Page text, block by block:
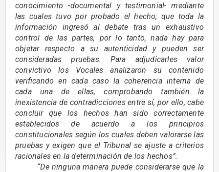
conocimiento -documental y testimonial- mediante
las cuales tuvo por probado el hecho; que toda la
información ingresó al debate tras un exhaustivo
control de las partes, por lo tanto, nada hay para
objetar respecto a su autenticidad y pueden ser
consideradas pruebas. Para adjudicarles valor
convictivo los Vocales analizaron su contenido
verificando en cada caso la coherencia interna de
cada una de ellas, comprobando también la
inexistencia de contradicciones entre sí, por ello, cabe
concluir que los hechos han sido correctamente
establecidos de acuerdo a los principios
constitucionales según los cuales deben valorarse las
pruebas y exigen que el Tribunal se ajuste a criterios
racionales en la determinación de los hechos”.
“De ninguna manera puede considerarse que la